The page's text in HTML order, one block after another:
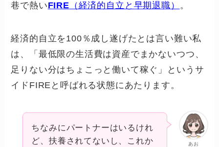
巷で熱いFIRE （経済的自立と早期退職） 。
経済的自立を100％成し遂げたとは言い難い私
は、「最低限の生活費は資産でまかないつつ、
足りない分はちょこっと働いて稼ぐ」というサ
イドFIREと呼ばれる状態にあたります。
あお
ちなみにパートナーはいるけれ
ど、扶養されてないし、これか